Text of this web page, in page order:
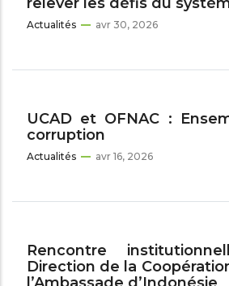
Actualités avr 30, 2026
UCAD et OFNAC :
corruption
Actualités avr 16, 2026
Rencontre
Direction de la